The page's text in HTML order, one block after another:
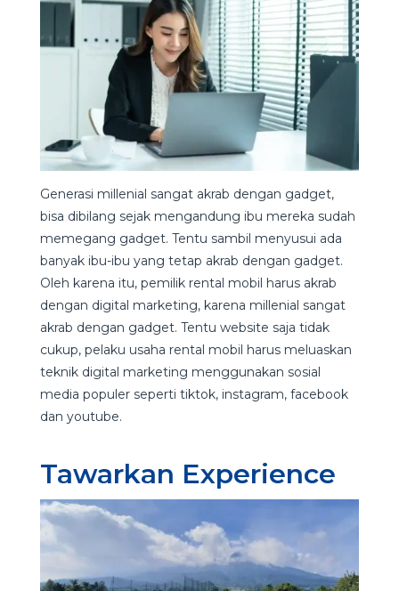
Generasi millenial sangat akrab dengan gadget,
bisa dibilang sejak mengandung ibu mereka sudah
memegang gadget. Tentu sambil menyusui ada
banyak ibu-ibu yang tetap akrab dengan gadget.
Oleh karena itu, pemilik rental mobil harus akrab
dengan digital marketing, karena millenial sangat
akrab dengan gadget. Tentu website saja tidak
cukup, pelaku usaha rental mobil harus meluaskan
teknik digital marketing menggunakan sosial
media populer seperti tiktok, instagram, facebook
dan youtube.
Tawarkan Experience